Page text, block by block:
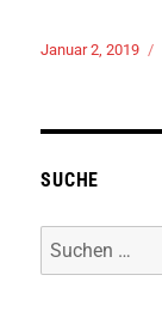
Veröffentlicht
Januar 2, 2019
SUCHE
Suche
nach: